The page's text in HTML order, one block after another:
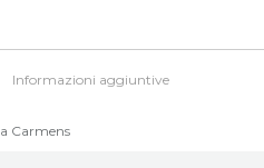
Informazioni aggiuntive
Carmens